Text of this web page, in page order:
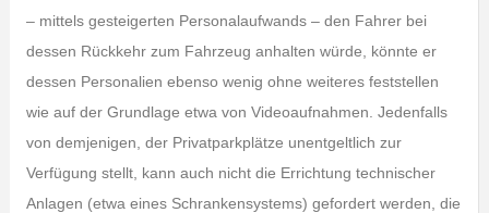
– mittels gesteigerten Personalaufwands – den Fahrer bei
dessen Rückkehr zum Fahrzeug anhalten würde, könnte er
dessen Personalien ebenso wenig ohne weiteres feststellen
wie auf der Grundlage etwa von Videoaufnahmen. Jedenfalls
von demjenigen, der Privatparkplätze unentgeltlich zur
Verfügung stellt, kann auch nicht die Errichtung technischer
Anlagen (etwa eines Schrankensystems) gefordert werden, die